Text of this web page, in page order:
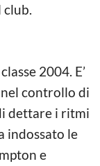
club.
2004. E’
controllo di
dettare i ritmi
indossato le
e